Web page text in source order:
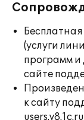
(услуги
программ и
сайте
к сайту
users.v8.1c.ru